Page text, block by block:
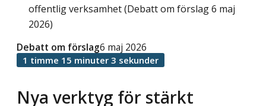
offentlig verksamhet (Debatt om förslag 6 maj
2026)
Nya verktyg för stärkt
Debatt om förslag6 maj 2026
1 timme 15 minuter 3 sekunder